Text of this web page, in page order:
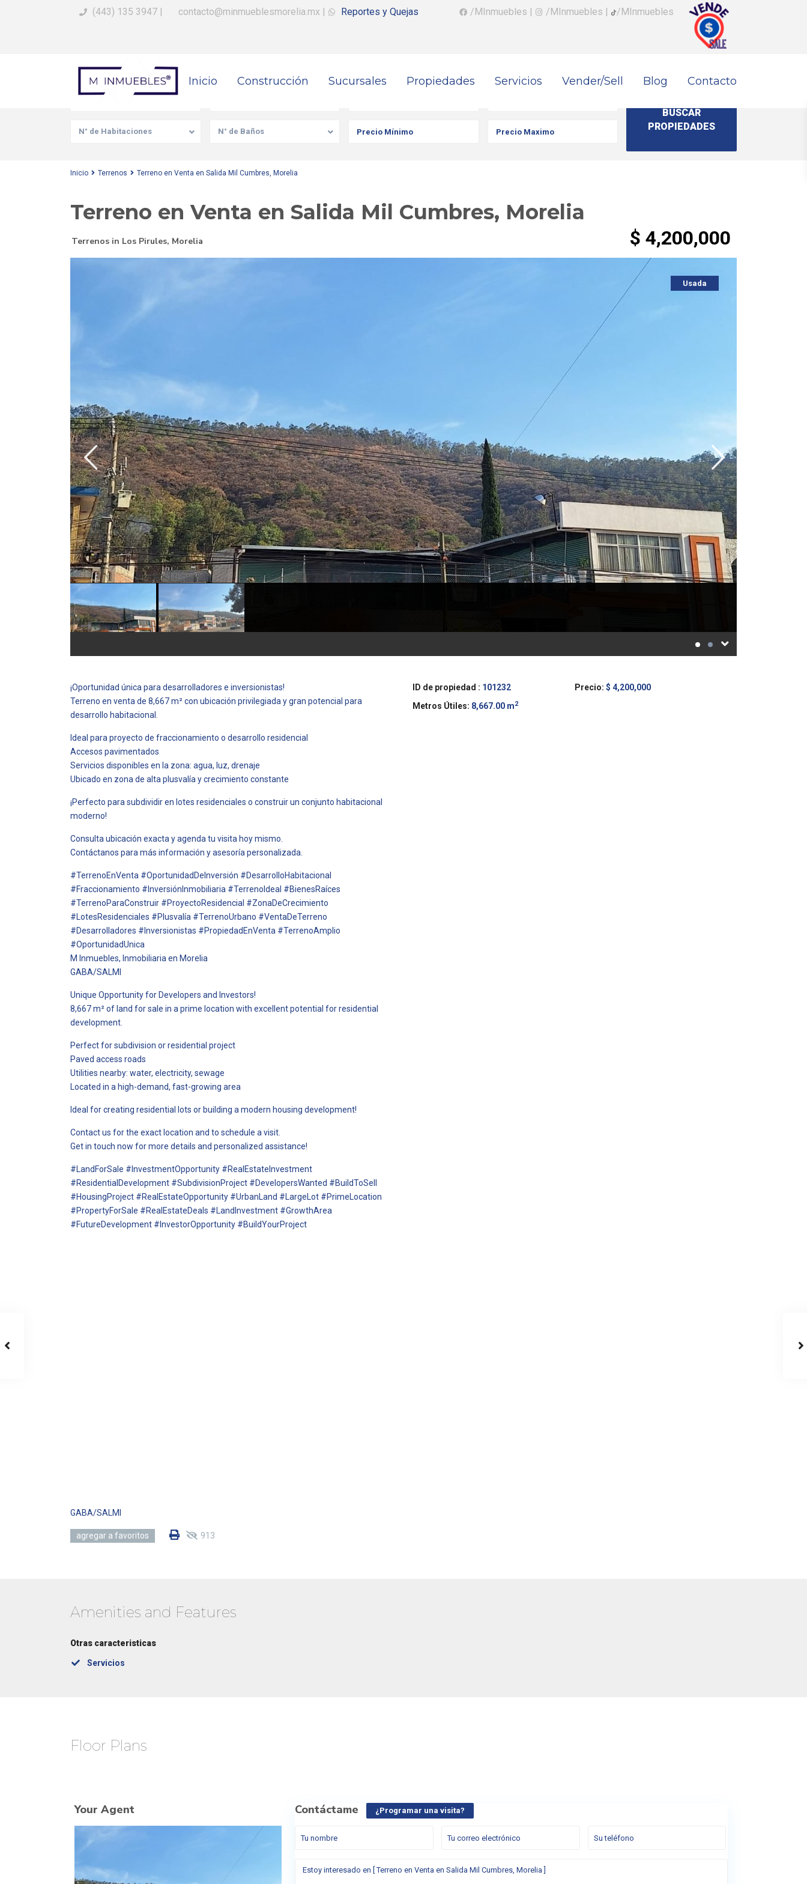
(443) 135 3947 | contacto@minmueblesmorelia.mx | Reportes y Quejas /MInmuebles | /MInmuebles | /MInmuebles
Inicio Construcción Sucursales Propiedades Servicios Vender/Sell Blog Contacto
Busca Tu Propiedad
N° de Habitaciones N° de Baños
Inicio Terrenos Terreno en Venta en Salida Mil Cumbres, Morelia
Terreno en Venta en Salida Mil Cumbres, Morelia
Terrenos in Los Pirules, Morelia $ 4,200,000
Usada
¡Oportunidad única para desarrolladores e inversionistas!
Terreno en venta de 8,667 m² con ubicación privilegiada y gran potencial para
desarrollo habitacional.
Ideal para proyecto de fraccionamiento o desarrollo residencial
Accesos pavimentados
Servicios disponibles en la zona: agua, luz, drenaje
Ubicado en zona de alta plusvalía y crecimiento constante
¡Perfecto para subdividir en lotes residenciales o construir un conjunto habitacional
moderno!
Consulta ubicación exacta y agenda tu visita hoy mismo.
Contáctanos para más información y asesoría personalizada.
#TerrenoEnVenta #OportunidadDeInversión #DesarrolloHabitacional
#Fraccionamiento #InversiónInmobiliaria #TerrenoIdeal #BienesRaíces
#TerrenoParaConstruir #ProyectoResidencial #ZonaDeCrecimiento
#LotesResidenciales #Plusvalía #TerrenoUrbano #VentaDeTerreno
#Desarrolladores #Inversionistas #PropiedadEnVenta #TerrenoAmplio
#OportunidadUnica
M Inmuebles, Inmobiliaria en Morelia
GABA/SALMI
Unique Opportunity for Developers and Investors!
8,667 m² of land for sale in a prime location with excellent potential for residential
development.
Perfect for subdivision or residential project
Paved access roads
Utilities nearby: water, electricity, sewage
Located in a high-demand, fast-growing area
Ideal for creating residential lots or building a modern housing development!
Contact us for the exact location and to schedule a visit.
Get in touch now for more details and personalized assistance!
#LandForSale #InvestmentOpportunity #RealEstateInvestment
#ResidentialDevelopment #SubdivisionProject #DevelopersWanted #BuildToSell
#HousingProject #RealEstateOpportunity #UrbanLand #LargeLot #PrimeLocation
#PropertyForSale #RealEstateDeals #LandInvestment #GrowthArea
#FutureDevelopment #InvestorOpportunity #BuildYourProject
GABA/SALMI
agregar a favoritos 913
ID de propiedad : 101232 Precio: $ 4,200,000
Metros Útiles: 8,667.00 m2
Amenities and Features
Otras caracteristicas
Servicios
Floor Plans
Your Agent Contáctame ¿Programar una visita?